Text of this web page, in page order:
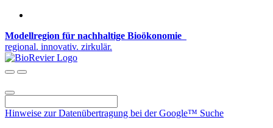
Modellregion für nachhaltige Bioökonomie
regional. innovativ. zirkulär.
Hinweise zur Datenübertragung bei der Google™ Suche